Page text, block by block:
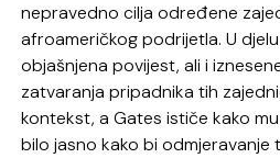
nepravedno cilja određene
afroameričkog podrijetla. U
objašnjena povijest, ali i
zatvaranja pripadnika tih
kontekst, a Gates ističe kako
bilo jasno kako bi odmjeravanje